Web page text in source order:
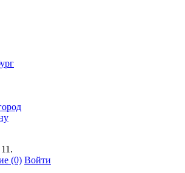
(0) Войти